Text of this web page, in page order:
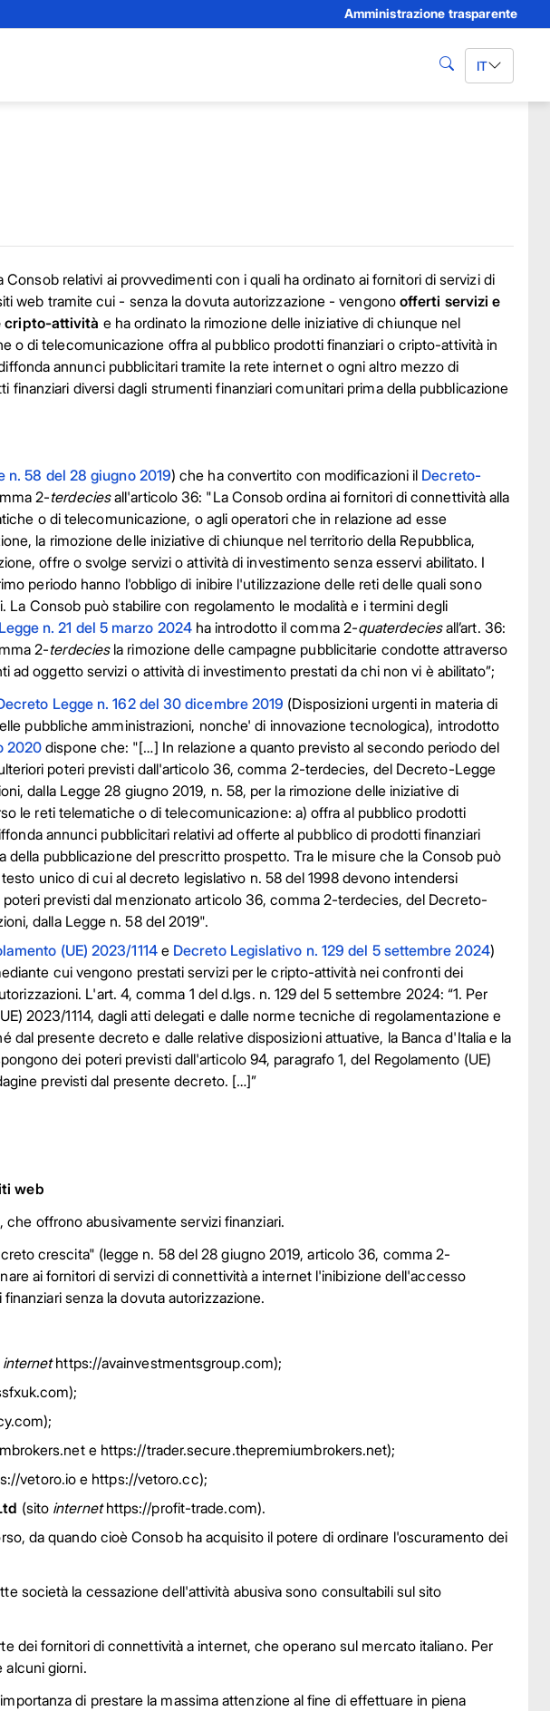
Amministrazione trasparente
cerca IT
relativi ai provvedimenti con i quali ha ordinato ai fornitori di servizi di
web tramite cui - senza la dovuta autorizzazione - vengono offerti servizi e
cripto-attività e ha ordinato la rimozione delle iniziative di chiunque nel
o di telecomunicazione offra al pubblico prodotti finanziari o cripto-attività in
annunci pubblicitari tramite la rete internet o ogni altro mezzo di
diversi dagli strumenti finanziari comunitari prima della pubblicazione
n. 58 del 28 giugno 2019) che ha convertito con modificazioni il Decreto-
2-terdeciesall'articolo 36: "La Consob ordina ai fornitori di connettività alla
o di telecomunicazione, o agli operatori che in relazione ad esse
la rimozione delle iniziative di chiunque nel territorio della Repubblica,
offre o svolge servizi o attività di investimento senza esservi abilitato. I
periodo hanno l'obbligo di inibire l'utilizzazione delle reti delle quali sono
La Consob può stabilire con regolamento le modalità e i termini degli
Legge n. 21 del 5 marzo 2024ha introdotto il comma 2-quaterdeciesall’art. 36:
2-terdeciesla rimozione delle campagne pubblicitarie condotte attraverso
oggetto servizi o attività di investimento prestati da chi non vi è abilitato”;
Legge n. 162 del 30 dicembre 2019 (Disposizioni urgenti in materia di
pubbliche amministrazioni, nonche' di innovazione tecnologica), introdotto
2020 dispone che: "[…] In relazione a quanto previsto al secondo periodo del
poteri previsti dall'articolo 36, comma 2-terdecies, del Decreto-Legge
dalla Legge 28 giugno 2019, n. 58, per la rimozione delle iniziative di
le reti telematiche o di telecomunicazione: a) offra al pubblico prodotti
annunci pubblicitari relativi ad offerte al pubblico di prodotti finanziari
della pubblicazione del prescritto prospetto. Tra le misure che la Consob può
unico di cui al decreto legislativo n. 58 del 1998 devono intendersi
previsti dal menzionato articolo 36, comma 2-terdecies, del Decreto-
dalla Legge n. 58 del 2019".
(UE) 2023/1114e Decreto Legislativo n. 129 del 5 settembre 2024)
cui vengono prestati servizi per le cripto-attività nei confronti dei
L'art. 4, comma 1 del d.lgs. n. 129 del 5 settembre 2024: “1. Per
2023/1114, dagli atti delegati e dalle norme tecniche di regolamentazione e
presente decreto e dalle relative disposizioni attuative, la Banca d'Italia e la
dei poteri previsti dall'articolo 94, paragrafo 1, del Regolamento (UE)
previsti dal presente decreto. […]”
web
offrono abusivamente servizi finanziari.
crescita" (legge n. 58 del 28 giugno 2019, articolo 36, comma 2-
ai fornitori di servizi di connettività a internet l'inibizione dell'accesso
senza la dovuta autorizzazione.
internethttps://avainvestmentsgroup.com);
e https://trader.secure.thepremiumbrokers.net);
vetoro.io e https://vetoro.cc);
(sito internethttps://profit-trade.com).
da quando cioè Consob ha acquisito il potere di ordinare l'oscuramento dei
società la cessazione dell'attività abusiva sono consultabili sul sito
dei fornitori di connettività a internet, che operano sul mercato italiano. Per
giorni.
di prestare la massima attenzione al fine di effettuare in piena